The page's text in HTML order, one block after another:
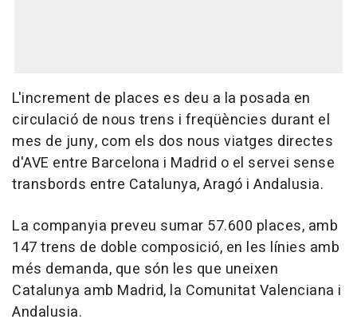
L'increment de places es deu a la posada en
circulació de nous trens i freqüències durant el
mes de juny, com els dos nous viatges directes
d'AVE entre Barcelona i Madrid o el servei sense
transbords entre Catalunya, Aragó i Andalusia.
La companyia preveu sumar 57.600 places, amb
147 trens de doble composició, en les línies amb
més demanda, que són les que uneixen
Catalunya amb Madrid, la Comunitat Valenciana i
Andalusia.